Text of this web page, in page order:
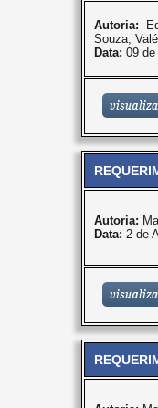
Autoria:
Souza,
Data: 09 de
Autoria:
Data: 2 de